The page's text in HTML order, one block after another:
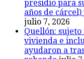
presidio para
años de
julio 7, 2026
Quellón: sujeto
vivienda e
ayudaron a